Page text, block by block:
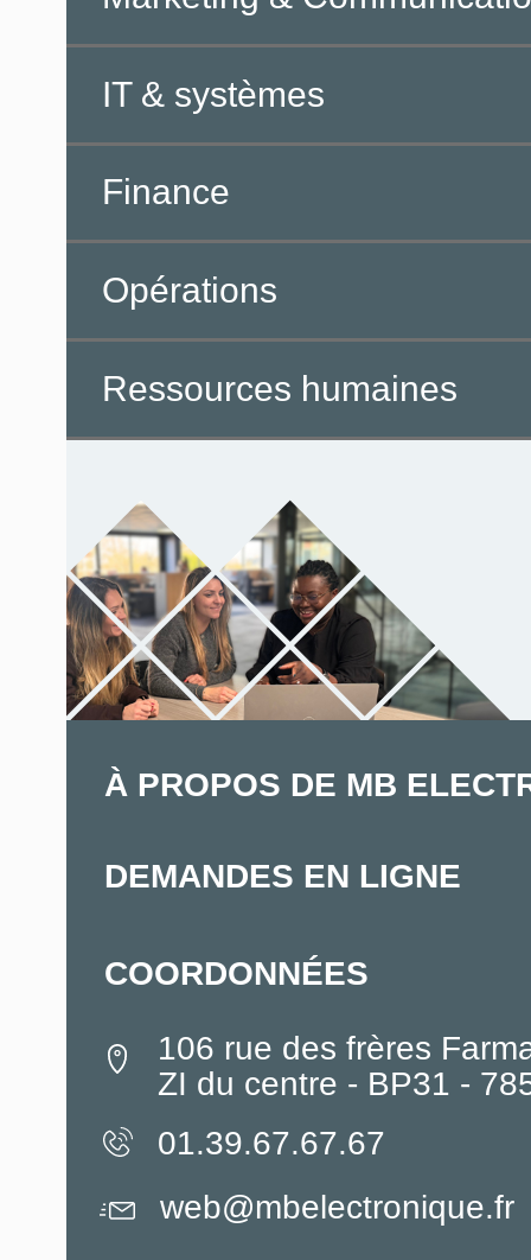
IT & systèmes
Finance
Opérations
Ressources humaines
À PROPOS DE MB
DEMANDES EN LIGNE
COORDONNÉES
106 rue des frères
ZI du centre - BP31 -
01.39.67.67.67
web@mbelectronique.fr